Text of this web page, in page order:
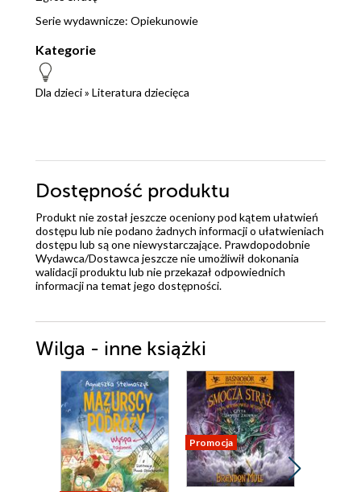
Serie wydawnicze: Opiekunowie
Kategorie
Dla dzieci» Literatura dziecięca
Dostępność produktu
Produkt nie został jeszcze oceniony pod kątem ułatwień
dostępu lub nie podano żadnych informacji o ułatwieniach
dostępu lub są one niewystarczające. Prawdopodobnie
Wydawca/Dostawca jeszcze nie umożliwił dokonania
walidacji produktu lub nie przekazał odpowiednich
informacji na temat jego dostępności.
Wilga - inne książki
Promocja